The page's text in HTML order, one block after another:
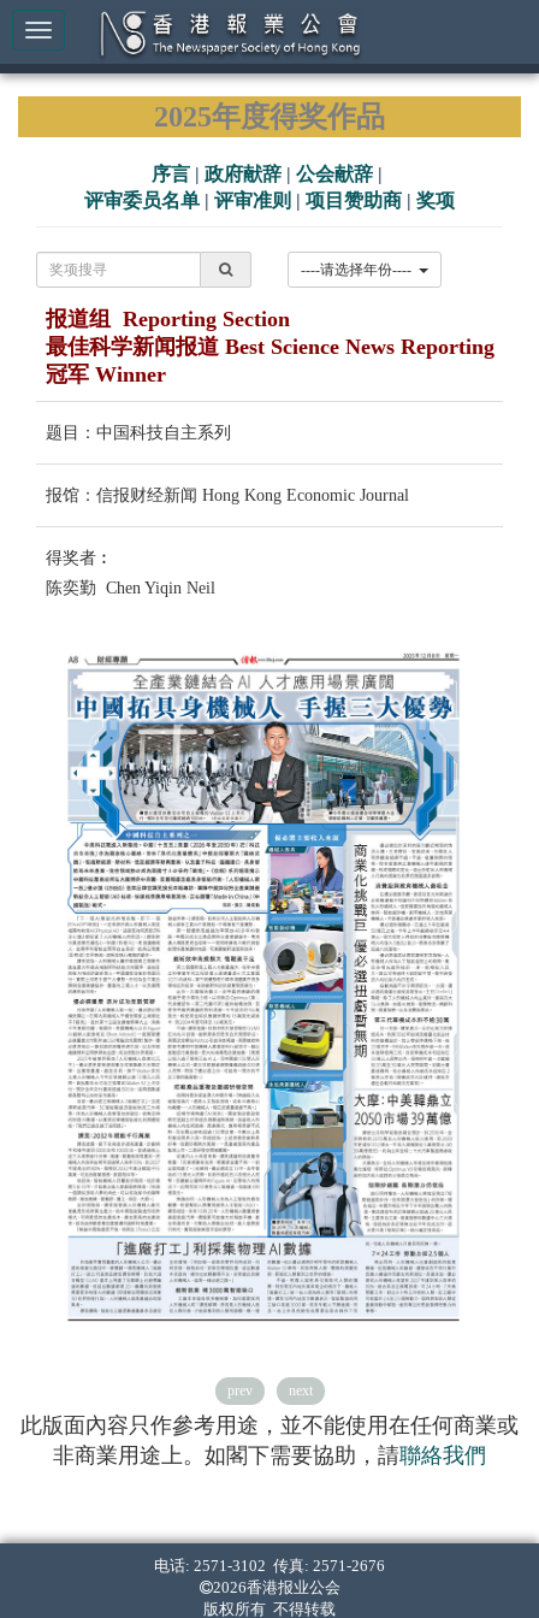
2025年度得奖作品
序言 | 政府献辞 | 公会献辞 |
评审委员名单 | 评审准则 | 项目赞助商 | 奖项
报道组 Reporting Section
最佳科学新闻报道 Best Science News Reporting
冠军 Winner
题目：中国科技自主系列
报馆：信报财经新闻 Hong Kong Economic Journal
得奖者︰
陈奕勤 Chen Yiqin Neil
prev next
此版面內容只作參考用途，並不能使用在任何商業或
非商業用途上。如閣下需要協助，請聯絡我們
电话: 2571-3102 传真: 2571-2676
2026香港报业公会
版权所有 不得转载